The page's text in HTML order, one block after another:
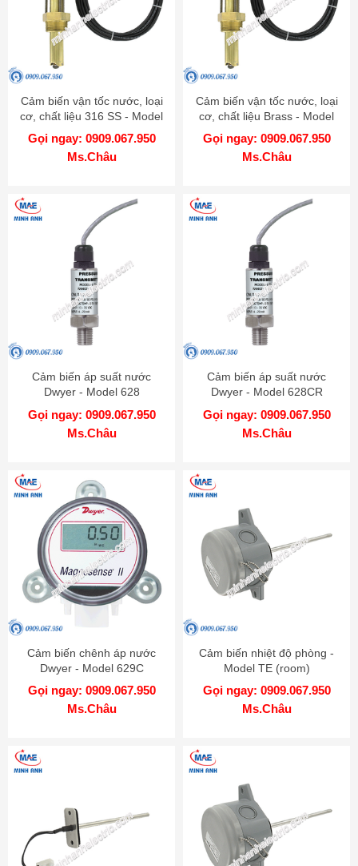
Cảm biến vận tốc nước, loại
cơ, chất liệu 316 SS - Model
PFT
Gọi ngay: 0909.067.950
Ms.Châu
Cảm biến vận tốc nước, loại
cơ, chất liệu Brass - Model
PFT
Gọi ngay: 0909.067.950
Ms.Châu
Cảm biến áp suất nước
Dwyer - Model 628
Gọi ngay: 0909.067.950
Ms.Châu
Cảm biến áp suất nước
Dwyer - Model 628CR
Gọi ngay: 0909.067.950
Ms.Châu
Cảm biến chênh áp nước
Dwyer - Model 629C
Gọi ngay: 0909.067.950
Ms.Châu
Cảm biến nhiệt độ phòng -
Model TE (room)
Gọi ngay: 0909.067.950
Ms.Châu